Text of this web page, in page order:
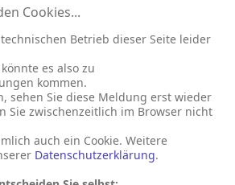
Cookies...
Betrieb dieser Seite leider
es also zu
kommen.
sehen Sie diese Meldung erst wieder
Sie zwischenzeitlich im Browser nicht
auch ein Cookie. Weitere
Datenschutzerklärung.